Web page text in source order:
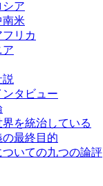
シア
南米
リカ
ア
説
ンタビュー
を統治している
最終目的
ついての九つの論評